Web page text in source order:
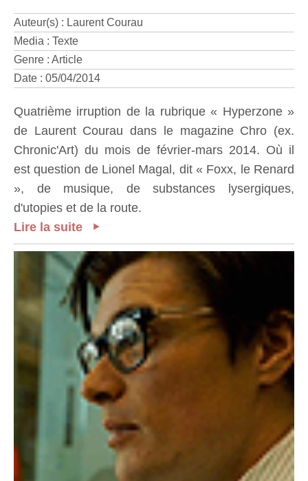
Auteur(s) : Laurent Courau
Media : Texte
Genre : Article
Date : 05/04/2014
Quatrième irruption de la rubrique « Hyperzone »
de Laurent Courau dans le magazine Chro (ex.
Chronic'Art) du mois de février-mars 2014. Où il
est question de Lionel Magal, dit « Foxx, le Renard
», de musique, de substances lysergiques,
d'utopies et de la route.
Lire la suite